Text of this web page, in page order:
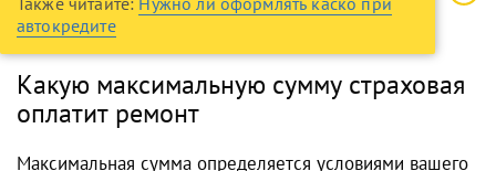
автокредите
Какую максимальную сумму страховая
оплатит ремонт
Максимальная сумма определяется условиями вашего